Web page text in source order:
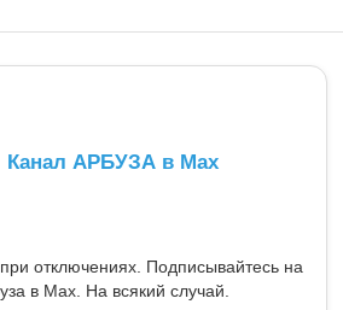
Канал АРБУЗА в Max
отключениях. Подписывайтесь на
в Max. На всякий случай.